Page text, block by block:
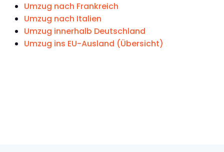
Umzug nach Frankreich
Umzug nach Italien
Umzug innerhalb Deutschland
Umzug ins EU-Ausland (Übersicht)